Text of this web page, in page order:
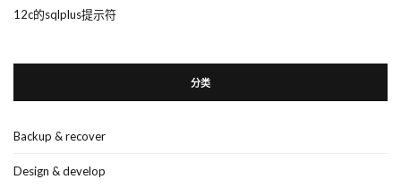
12c的sqlplus提示符
分类
Backup & recover
Design & develop